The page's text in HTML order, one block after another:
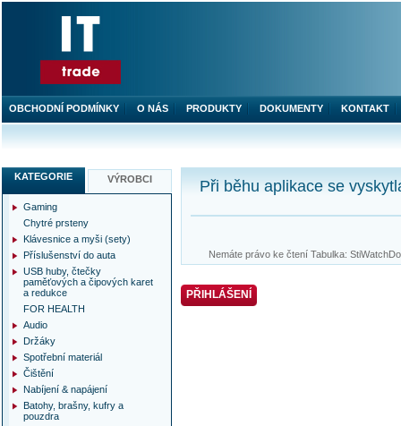
Při běhu aplikace se
Nemáte právo ke čtení Tabulka:
PŘIHLÁŠENÍ
KATEGORIE VÝROBCI
Gaming
Chytré prsteny
Klávesnice a myši (sety)
Příslušenství do auta
USB huby, čtečky
paměťových a čipových karet
a redukce
FOR HEALTH
Audio
Držáky
Spotřební materiál
Čištění
Nabíjení & napájení
Batohy, brašny, kufry a
pouzdra
OBCHODNÍ PODMÍNKY O NÁS PRODUKTY DOKUMENTY KONTAKT